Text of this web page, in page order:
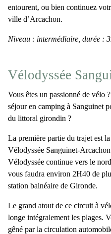
entourent, ou bien continuez
ville d’Arcachon.
Niveau : intermédiaire, durée :
Vélodyssée
Vous êtes un passionné de vélo
séjour en camping à Sanguinet
du littoral girondin ?
La première partie du trajet est
Vélodyssée Sanguinet-
Vélodyssée continue vers le
vous faudra environ 2H40 de
station balnéaire de Gironde.
Le grand atout de ce circuit à
longe intégralement les plages.
gêné par la circulation